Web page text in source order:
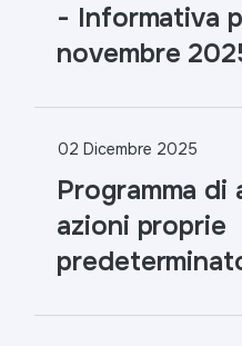
- Informativa
novembre
02 Dicembre 2025
Programma di
azioni proprie